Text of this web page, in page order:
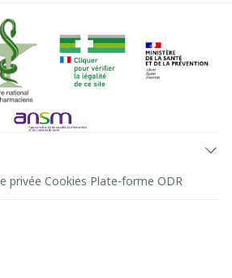
privée Cookies Plate-forme ODR